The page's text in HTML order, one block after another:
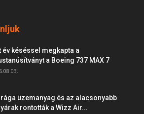
év késéssel megkapta a
a Boeing 737 MAX 7
üzemanyag és az alacsonyabb
rontották a Wizz Air...